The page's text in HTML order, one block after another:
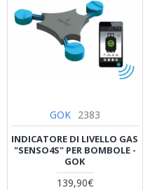
GOK 2383
INDICATORE DI LIVELLO GAS
"SENSO4S" PER BOMBOLE -
GOK
139,90€